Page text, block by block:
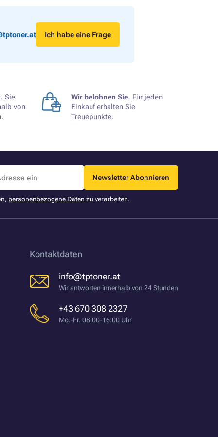
Ich habe eine Frage
Sie
von
Wir belohnen Sie. Für jeden
Einkauf erhalten Sie
Treuepunkte.
Newsletter Abonnieren
personenbezogene Daten zu verarbeiten.
Kontaktdaten
info@tptoner.at
Wir antworten innerhalb von 24 Stunden
+43 670 308 2327
Mo.-Fr. 08:00-16:00 Uhr